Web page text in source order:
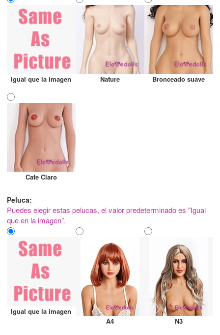
Igual que la imagen Nature Bronceado suave
Cafe Claro
Peluca:
Puedes elegir estas pelucas, el valor predeterminado es "Igual
que en la imagen".
Igual que la imagen
A4
N3